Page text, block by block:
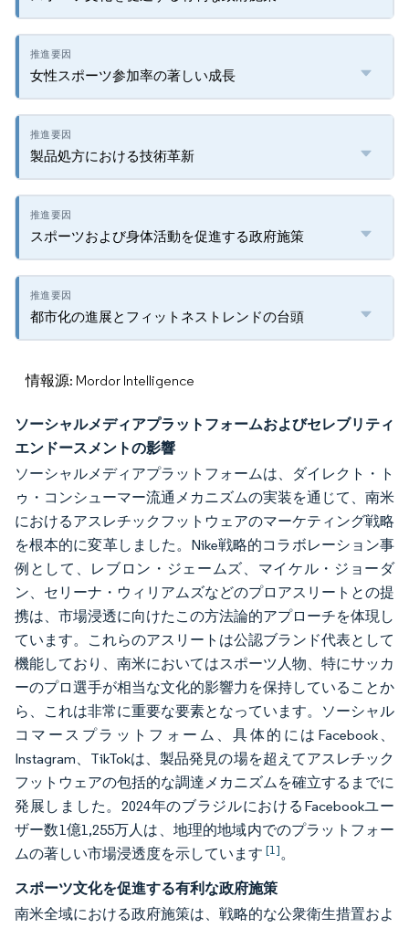
女性スポーツ参加率の著しい成長
製品処方における技術革新
スポーツおよび身体活動を促進する政府施策
都市化の進展とフィットネストレンドの台頭
情報源: Mordor Intelligence
ソーシャルメディアプラットフォームおよびセレブリティ
エンドースメントの影響
ソーシャルメディアプラットフォームは、ダイレクト・ト
ゥ・コンシューマー流通メカニズムの実装を通じて、南米
におけるアスレチックフットウェアのマーケティング戦略
を根本的に変革しました。Nike戦略的コラボレーション事
例として、レブロン・ジェームズ、マイケル・ジョーダ
ン、セリーナ・ウィリアムズなどのプロアスリートとの提
携は、市場浸透に向けたこの方法論的アプローチを体現し
ています。これらのアスリートは公認ブランド代表として
機能しており、南米においてはスポーツ人物、特にサッカ
ーのプロ選手が相当な文化的影響力を保持していることか
ら、これは非常に重要な要素となっています。ソーシャル
コマースプラットフォーム、具体的にはFacebook、
Instagram、TikTokは、製品発見の場を超えてアスレチック
フットウェアの包括的な調達メカニズムを確立するまでに
発展しました。2024年のブラジルにおけるFacebookユー
ザー数1億1,255万人は、地理的地域内でのプラットフォー
ムの著しい市場浸透度を示しています [1]。
スポーツ文化を促進する有利な政府施策
南米全域における政府施策は、戦略的な公衆衛生措置およ